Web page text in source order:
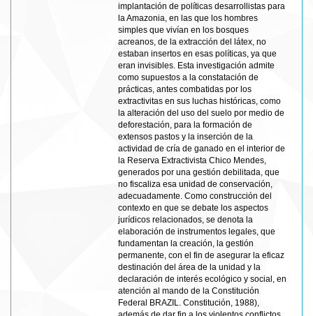
implantación de políticas desarrollistas para
la Amazonia, en las que los hombres
simples que vivían en los bosques
acreanos, de la extracción del látex, no
estaban insertos en esas políticas, ya que
eran invisibles. Esta investigación admite
como supuestos a la constatación de
prácticas, antes combatidas por los
extractivitas en sus luchas históricas, como
la alteración del uso del suelo por medio de
deforestación, para la formación de
extensos pastos y la inserción de la
actividad de cría de ganado en el interior de
la Reserva Extractivista Chico Mendes,
generados por una gestión debilitada, que
no fiscaliza esa unidad de conservación,
adecuadamente. Como construcción del
contexto en que se debate los aspectos
jurídicos relacionados, se denota la
elaboración de instrumentos legales, que
fundamentan la creación, la gestión
permanente, con el fin de asegurar la eficaz
destinación del área de la unidad y la
declaración de interés ecológico y social, en
atención al mando de la Constitución
Federal BRAZIL. Constitución, 1988),